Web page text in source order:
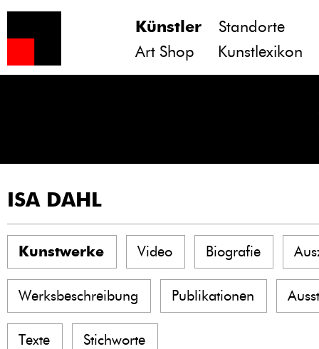
Künstler
Standorte
Art Shop
Kunstlexikon
ISA DAHL
Kunstwerke Video Biografie
Werksbeschreibung Publikationen
Texte Stichworte